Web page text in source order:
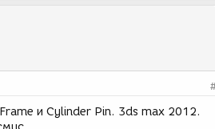
и Сylinder Pin. 3ds max 2012.